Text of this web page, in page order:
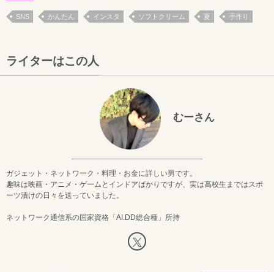
SNS かんたん インスタ ソフトクリーム 夏 手作り
ライターはこの人
むーさん
ガジェット・ネットワーク・料理・お金に詳しい男です。
趣味は映画・アニメ・ゲームとインドアばかりですが、実は高校生まではスポ
ーツ漬けの日々を送っていました。
ネットワーク通信系の国家資格「AI.DD総合種」所持